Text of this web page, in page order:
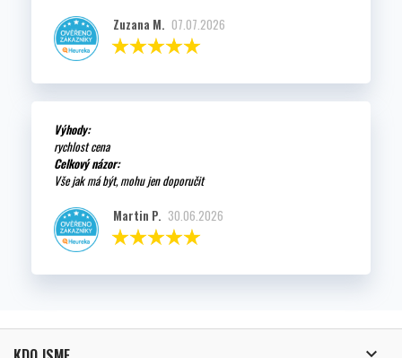
Zuzana M. 07.07.2026
Výhody:
rychlost cena
Celkový názor:
Vše jak má být, mohu jen doporučit
Martin P. 30.06.2026